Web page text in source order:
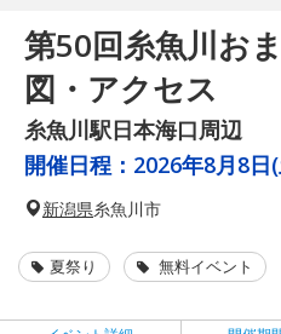
第50回糸魚川お
図・アクセス
糸魚川駅日本海口周辺
開催日程： 2026年8月8日
新潟県糸魚川市
夏祭り 無料イベント